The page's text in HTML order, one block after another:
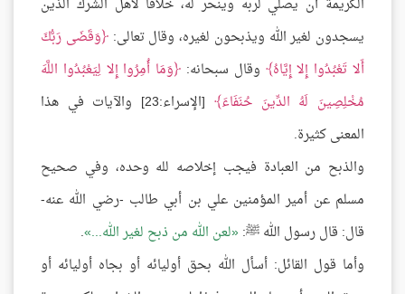
الكريمة أن يصلي لربه وينحر له، خلافا لأهل الشرك الذين
يسجدون لغير الله ويذبحون لغيره، وقال تعالى: وَقَضَى رَبُّكَ
أَلا تَعْبُدُوا إِلا إِيَّاهُ وقال سبحانه: وَمَا أُمِرُوا إِلا لِيَعْبُدُوا اللَّهَ
مُخْلِصِينَ لَهُ الدِّينَ حُنَفَاءَ
[الإسراء:23] والآيات في هذا
المعنى كثيرة.
والذبح من العبادة فيجب إخلاصه لله وحده، وفي صحيح
مسلم عن أمير المؤمنين علي بن أبي طالب -رضي الله عنه-
قال: قال رسول الله ﷺ: لعن الله من ذبح لغير الله... .
وأما قول القائل: أسأل الله بحق أوليائه أو بجاه أوليائه أو